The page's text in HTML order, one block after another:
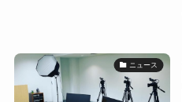
ニュース